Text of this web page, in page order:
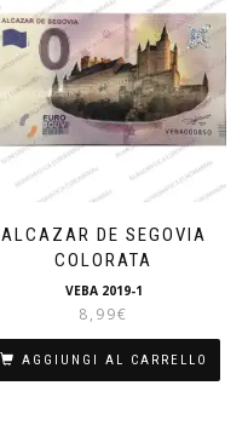
ALCAZAR DE SEGOVIA
COLORATA
VEBA 2019-1
8,99€
AGGIUNGI AL CARRELLO